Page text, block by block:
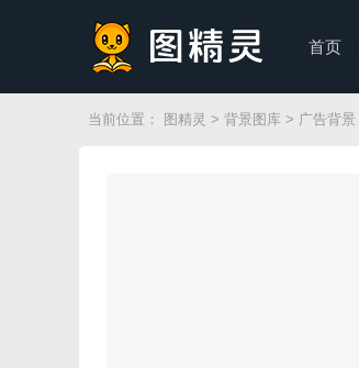
首页
当前位置： 图精灵 > 背景图库 > 广告背景